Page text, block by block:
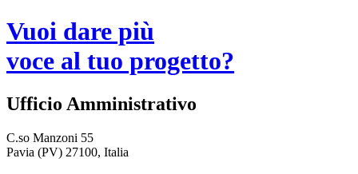
Vuoi dare più
voce al tuo progetto?
Ufficio Amministrativo
C.so Manzoni 55
Pavia (PV) 27100, Italia